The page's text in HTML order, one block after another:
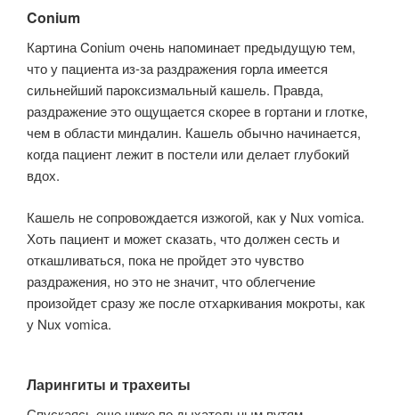
Conium
Картина Conium очень напоминает предыдущую тем,
что у пациента из-за раздражения горла имеется
сильнейший пароксизмальный кашель. Правда,
раздражение это ощущается скорее в гортани и глотке,
чем в области минда­лин. Кашель обычно начинается,
когда пациент лежит в постели или делает глубокий
вдох.
Кашель не сопровождается изжогой, как у Nux vomica.
Хоть пациент и может сказать, что должен сесть и
откашливаться, пока не пройдет это чувство
раздражения, но это не значит, что облегчение
произойдет сразу же после отхаркивания мокроты, как
у Nux vomica.
Ларингиты и трахеиты